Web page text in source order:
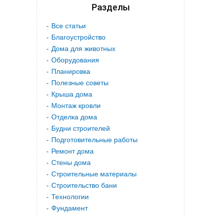
Разделы
Все статьи
Благоустройство
Дома для животных
Оборудования
Планировка
Полезные советы
Крыша дома
Монтаж кровли
Отделка дома
Будни строителей
Подготовительные работы
Ремонт дома
Стены дома
Строительные материалы
Строительство бани
Технологии
Фундамент